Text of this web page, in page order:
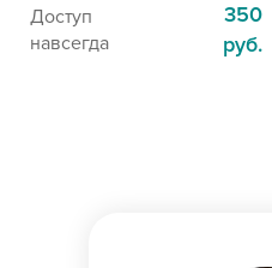
Доступ
навсегда
350
руб.